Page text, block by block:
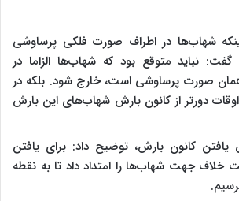
شهاب‌ها در اطراف صورت فلکی پرساوشی
نباید متوقع بود که شهاب‌ها الزاما در
صورت پرساوشی است، خارج شود. بلکه در
دورتر از کانون بارش شهاب‌های این بارش
کانون بارش، توضیح داد: برای یافتن
خلاف جهت شهاب‌ها را امتداد داد تا به نقطه